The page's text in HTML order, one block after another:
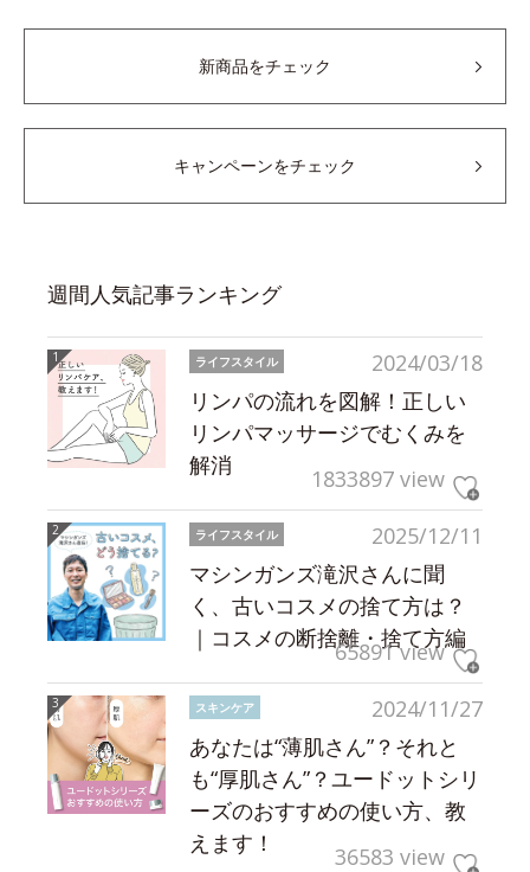
新商品をチェック
キャンペーンをチェック
週間人気記事ランキング
2024/03/18
ライフスタイル
リンパの流れを図解！正しい
リンパマッサージでむくみを
解消
1833897 view
2025/12/11
ライフスタイル
マシンガンズ滝沢さんに聞
く、古いコスメの捨て方は？
｜コスメの断捨離・捨て方編
65891 view
2024/11/27
スキンケア
あなたは“薄肌さん”？それと
も“厚肌さん”？ユードットシリ
ーズのおすすめの使い方、教
えます！
36583 view